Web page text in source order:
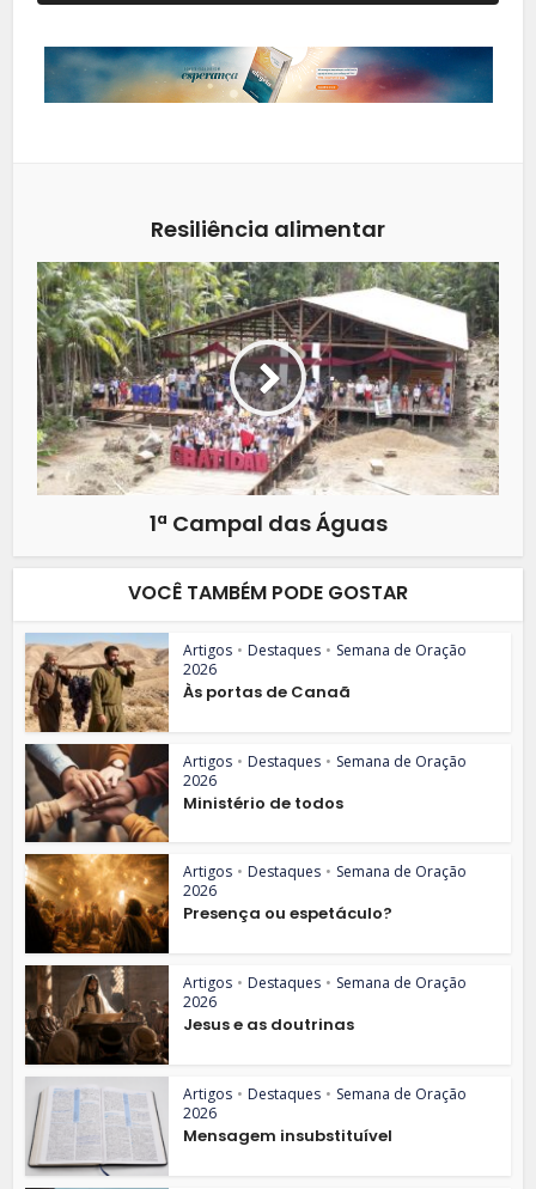
Resiliência alimentar
1ª Campal das Águas
VOCÊ TAMBÉM PODE GOSTAR
Artigos • Destaques • Semana de Oração
2026
Às portas de Canaã
Artigos • Destaques • Semana de Oração
2026
Ministério de todos
Artigos • Destaques • Semana de Oração
2026
Presença ou espetáculo?
Artigos • Destaques • Semana de Oração
2026
Jesus e as doutrinas
Artigos • Destaques • Semana de Oração
2026
Mensagem insubstituível